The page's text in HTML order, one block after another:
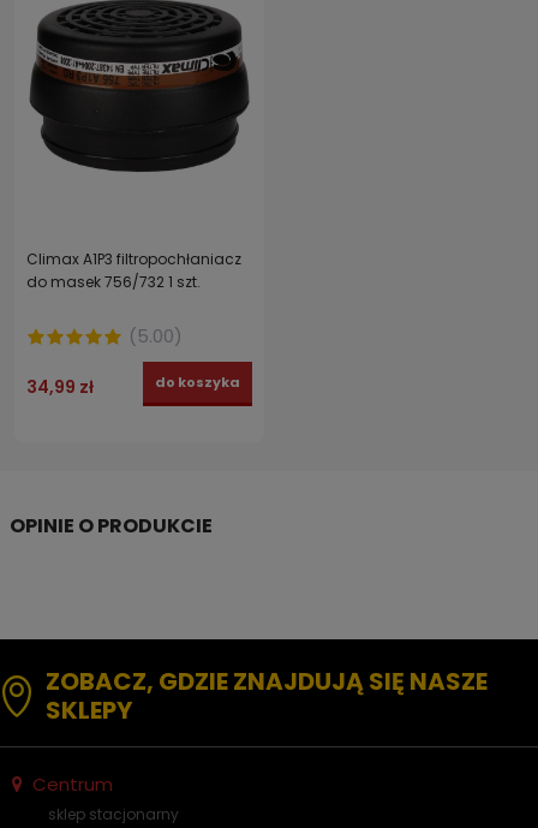
Climax A1P3 filtropochłaniacz
do masek 756/732 1 szt.
(5.00)
34,99 zł do koszyka
ZOBACZ, GDZIE ZNAJDUJĄ SIĘ NASZE
SKLEPY
Centrum
sklep stacjonarny